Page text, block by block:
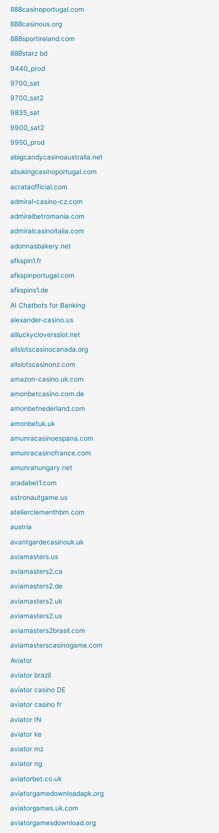
888casinoportugal.com
888casinous.org
888sportireland.com
888starz bd
9440_prod
9700_sat
9700_sat2
9835_sat
9900_sat2
9950_prod
abigcandycasinoaustralia.net
abukingcasinoportugal.com
acrataofficial.com
admiral-casino-cz.com
admiralbetromania.com
admiralcasinoitalia.com
adonnasbakery.net
afkspin1.fr
afkspinportugal.com
afkspins1.de
AI Chatbots for Banking
alexander-casino.us
allluckycloversslot.net
allslotscasinocanada.org
allslotscasinonz.com
amazon-casino.uk.com
amonbetcasino.com.de
amonbetnederland.com
amonbetuk.uk
amunracasinoespana.com
amunracasinofrance.com
amunrahungary.net
aradabet1.com
astronautgame.us
atelierclementhbm.com
austria
avantgardecasinouk.uk
aviamasters.us
aviamasters2.ca
aviamasters2.de
aviamasters2.uk
aviamasters2.us
aviamasters2brasil.com
aviamasterscasinogame.com
Aviator
aviator brazil
aviator casino DE
aviator casino fr
aviator IN
aviator ke
aviator mz
aviator ng
aviatorbet.co.uk
aviatorgamedownloadapk.org
aviatorgames.uk.com
aviatorgamesdownload.org